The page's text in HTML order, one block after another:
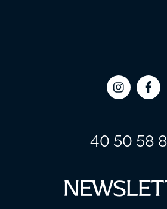
Icon
Icon
40 50 58